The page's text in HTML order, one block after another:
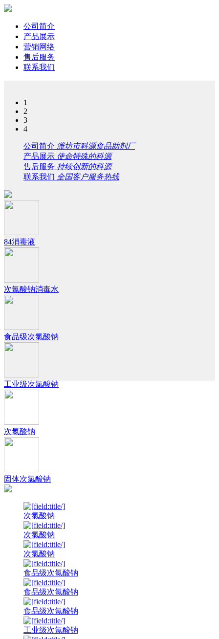
公司简介
产品展示
营销网络
售后服务
联系我们
1
2
3
4
公司简介 潍坊市科源食品助剂厂
产品展示 使命特殊的科源
售后服务 持续创新的科源
联系我们 全国客户服务热线
84消毒液
次氯酸钠消毒水
食品级次氯酸钠
工业级次氯酸钠
次氯酸钠
固体次氯酸钠
次氯酸钠
次氯酸钠
次氯酸钠
食品级次氯酸钠
食品级次氯酸钠
食品级次氯酸钠
工业级次氯酸钠